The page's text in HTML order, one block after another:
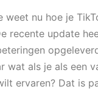
weet nu hoe je
recente update
wat als je als een
ervaren? Dat is